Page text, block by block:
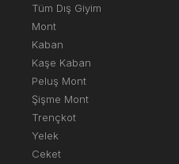
Tüm Dış Giyim
Mont
Kaban
Kaşe Kaban
Peluş Mont
Şişme Mont
Trençkot
Yelek
Ceket